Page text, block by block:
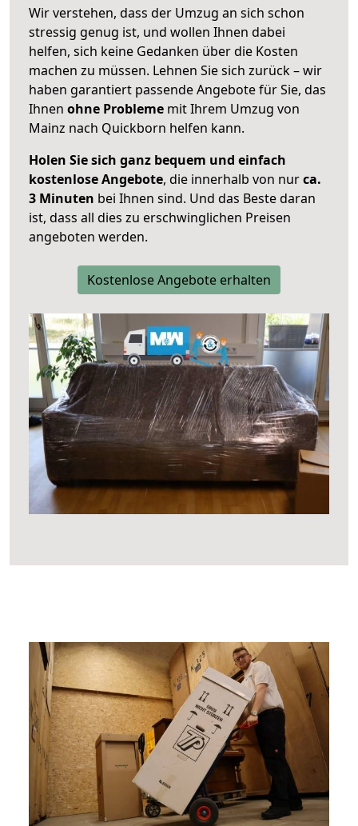
Wir verstehen, dass der Umzug an sich schon
stressig genug ist, und wollen Ihnen dabei
helfen, sich keine Gedanken über die Kosten
machen zu müssen. Lehnen Sie sich zurück – wir
haben garantiert passende Angebote für Sie, das
Ihnen ohne Probleme mit Ihrem Umzug von
Mainz nach Quickborn helfen kann.
Holen Sie sich ganz bequem und einfach
kostenlose Angebote, die innerhalb von nurca.
3 Minuten bei Ihnen sind. Und das Beste daran
ist, dass all dies zu erschwinglichen Preisen
angeboten werden.
Kostenlose Angebote erhalten